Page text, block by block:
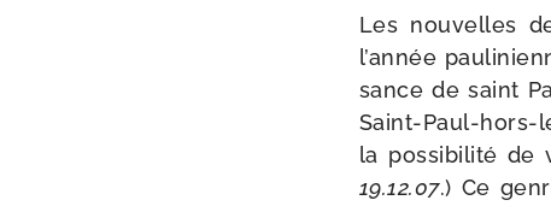
Les nou­velles
l’année
sance de saint
Saint-​Paul-​hors-​
la pos­si­bi­li­té
19.12.07.) Ce